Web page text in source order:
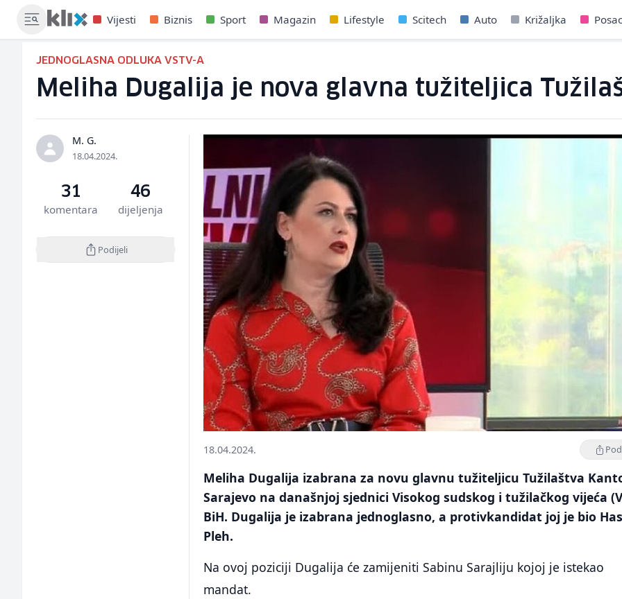
Vijesti Biznis Sport Magazin Lifestyle Scitech Auto Križaljka
JEDNOGLASNA ODLUKA VSTV-A
Meliha Dugalija je nova glavna tužiteljica
M. G.
18.04.2024.
31
komentara
46
dijeljenja
Podijeli
18.04.2024.
Meliha Dugalija izabrana za novu glavnu tužiteljicu Tužilaštva
Sarajevo na današnjoj sjednici Visokog sudskog i tužilačkog vijeća
BiH. Dugalija je izabrana jednoglasno, a protivkandidat joj je bio
Pleh.
Na ovoj poziciji Dugalija će zamijeniti Sabinu Sarajliju kojoj je istekao
mandat.